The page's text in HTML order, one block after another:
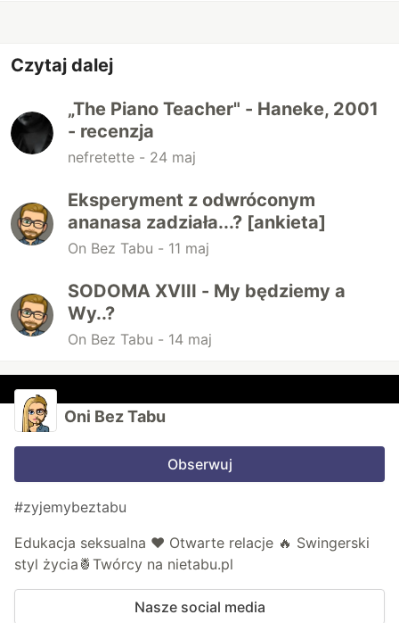
Czytaj dalej
„The Piano Teacher" - Haneke, 2001
- recenzja
nefretette - 24 maj
Eksperyment z odwróconym
ananasa zadziała...? [ankieta]
On Bez Tabu - 11 maj
SODOMA XVIII - My będziemy a
Wy..?
On Bez Tabu - 14 maj
Oni Bez Tabu
Obserwuj
#zyjemybeztabu
Edukacja seksualna ❤️ Otwarte relacje 🔥 Swingerski
styl życia🍍Twórcy na nietabu.pl
Nasze social media